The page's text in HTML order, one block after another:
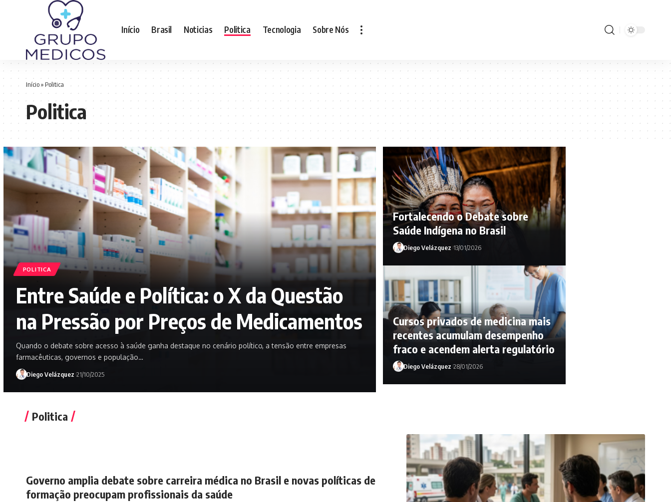
Início Brasil Noticias Politica Tecnologia Sobre Nós
Início» Politica
Politica
POLITICA
Entre Saúde e Política: o X da Questão
na Pressão por Preços de Medicamentos
Quando o debate sobre acesso à saúde ganha destaque no cenário político, a tensão entre empresas
farmacêuticas, governos e população…
Diego Velázquez 21/10/2025 Diego Velázquez
Fortalecendo o Debate sobre
Saúde Indígena no Brasil
Diego Velázquez 13/01/2026
Cursos privados de medicina mais
recentes acumulam desempenho
fraco e acendem alerta regulatório
Diego Velázquez 28/01/2026
Politica
Governo amplia debate sobre carreira médica no Brasil e novas políticas de
formação preocupam profissionais da saúde